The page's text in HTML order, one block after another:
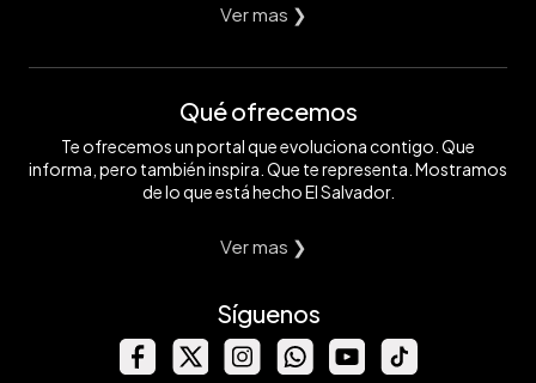
Ver mas ❯
Qué ofrecemos
Te ofrecemos un portal que evoluciona contigo. Que
informa, pero también inspira. Que te representa. Mostramos
de lo que está hecho El Salvador.
Ver mas ❯
Síguenos